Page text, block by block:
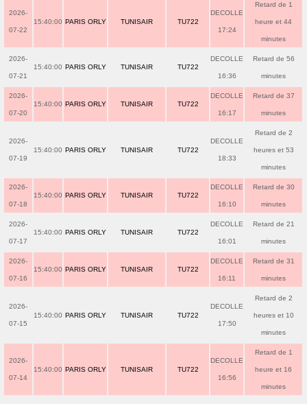
2026-
07-22
15:40:00 PARIS ORLY TUNISAIR TU722
DECOLLE
17:24
Retard de 1
heure et 44
minutes
2026-
07-21
15:40:00 PARIS ORLY TUNISAIR TU722
DECOLLE
16:36
Retard de 56
minutes
2026-
07-20
15:40:00 PARIS ORLY TUNISAIR TU722
DECOLLE
16:17
Retard de 37
minutes
2026-
07-19
15:40:00 PARIS ORLY TUNISAIR TU722
DECOLLE
18:33
Retard de 2
heures et 53
minutes
2026-
07-18
15:40:00 PARIS ORLY TUNISAIR TU722
DECOLLE
16:10
Retard de 30
minutes
2026-
07-17
15:40:00 PARIS ORLY TUNISAIR TU722
DECOLLE
16:01
Retard de 21
minutes
2026-
07-16
15:40:00 PARIS ORLY TUNISAIR TU722
DECOLLE
16:11
Retard de 31
minutes
2026-
07-15
15:40:00 PARIS ORLY TUNISAIR TU722
DECOLLE
17:50
Retard de 2
heures et 10
minutes
2026-
07-14
15:40:00 PARIS ORLY TUNISAIR TU722
DECOLLE
16:56
Retard de 1
heure et 16
minutes